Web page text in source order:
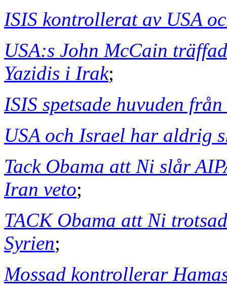
ISIS kontrollerat av USA
USA:s John McCain
Yazidis i Irak;
ISIS spetsade huvuden
USA och Israel har aldrig
Tack Obama att Ni slår
Iran veto;
TACK Obama att Ni
Syrien;
Mossad kontrollerar